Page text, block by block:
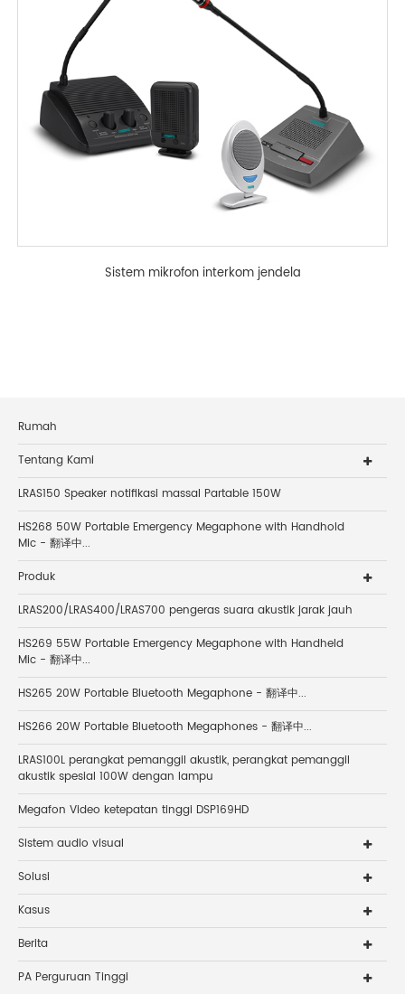
Sistem mikrofon interkom jendela
Rumah
Tentang Kami
LRAS150 Speaker notifikasi massal Partable 150W
HS268 50W Portable Emergency Megaphone with Handhold
Mic - 翻译中...
Produk
LRAS200/LRAS400/LRAS700 pengeras suara akustik jarak jauh
HS269 55W Portable Emergency Megaphone with Handheld
Mic - 翻译中...
HS265 20W Portable Bluetooth Megaphone - 翻译中...
HS266 20W Portable Bluetooth Megaphones - 翻译中...
LRAS100L perangkat pemanggil akustik, perangkat pemanggil
akustik spesial 100W dengan lampu
Megafon Video ketepatan tinggi DSP169HD
Sistem audio visual
Solusi
Kasus
Berita
PA Perguruan Tinggi